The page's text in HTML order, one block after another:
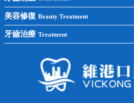
單顆種植
半口種植
全口種植
洗牙
黃黑牙
常見問題
牙齒矯正
兒童矯正
牙列不齊
美容修復 Beauty Treatment
全瓷牙
牙齒治療 Treatment
牙齦出血